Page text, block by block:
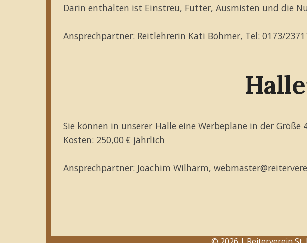
Darin enthalten ist Einstreu, Futter, Ausmisten und die
Ansprechpartner: Reitlehrerin Kati Böhmer, Tel: 0173/
Sie können in unserer Halle eine Werbeplane in der
Kosten: 250,00 € jährlich
Ansprechpartner: Joachim Wilharm,